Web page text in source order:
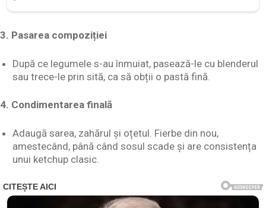
3. Pasarea compoziției
După ce legumele s-au înmuiat, pasează-le cu blenderul
sau trece-le prin sită, ca să obții o pastă fină.
4. Condimentarea finală
Adaugă sarea, zahărul și oțetul. Fierbe din nou,
amestecând, până când sosul scade și are consistența
unui ketchup clasic.